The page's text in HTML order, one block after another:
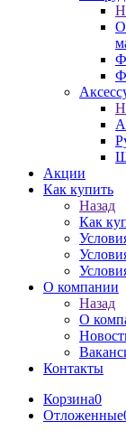
Акции
Как купить
Назад
Как
О компании
Назад
О
Контакты
Корзина0
Отложенные